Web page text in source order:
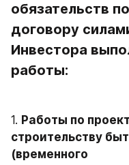
обязательств
договору
Инвестора
работы:
1. Работы по
строительству
(временного